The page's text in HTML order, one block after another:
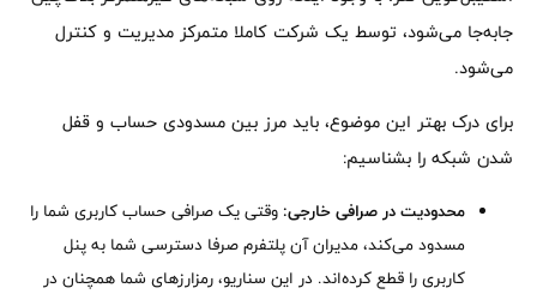
جابه‌جا می‌شود، توسط یک شرکت کاملا متمرکز مدیریت و کنترل
می‌شود.
برای درک بهتر این موضوع، باید مرز بین مسدودی حساب و قفل
شدن شبکه را بشناسیم:
محدودیت در صرافی خارجی: وقتی یک صرافی حساب کاربری شما را
مسدود می‌کند، مدیران آن پلتفرم صرفا دسترسی شما به پنل
کاربری را قطع کرده‌اند. در این سناریو، رمزارزهای شما همچنان در